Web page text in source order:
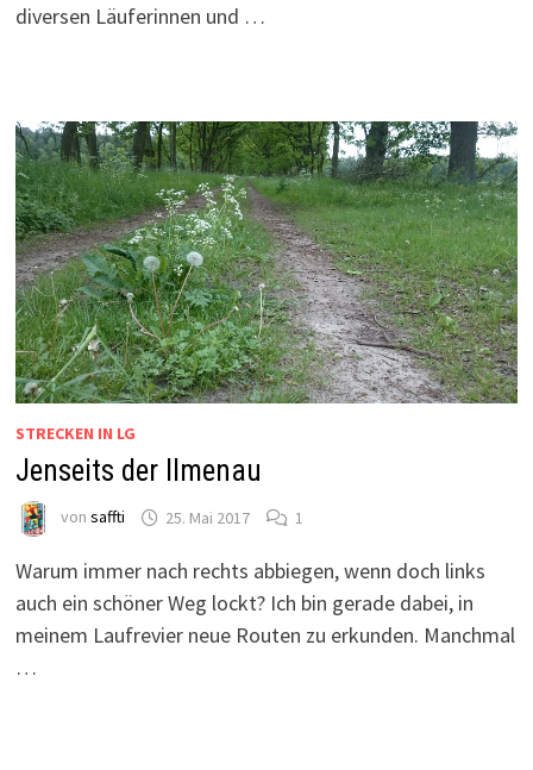
diversen Läuferinnen und …
STRECKEN IN LG
Jenseits der Ilmenau
von saffti 25. Mai 2017 1
Warum immer nach rechts abbiegen, wenn doch links
auch ein schöner Weg lockt? Ich bin gerade dabei, in
meinem Laufrevier neue Routen zu erkunden. Manchmal
…